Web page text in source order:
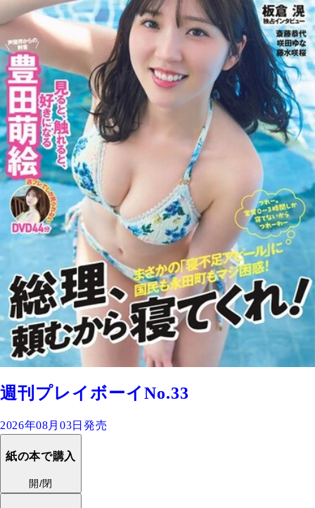
週刊プレイボーイNo.33
2026年08月03日発売
紙の本で購入
開/閉